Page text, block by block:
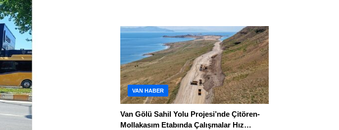
VAN HABER
Van Gölü Sahil Yolu Projesi’nde Çitören-
Mollakasım Etabında Çalışmalar Hız